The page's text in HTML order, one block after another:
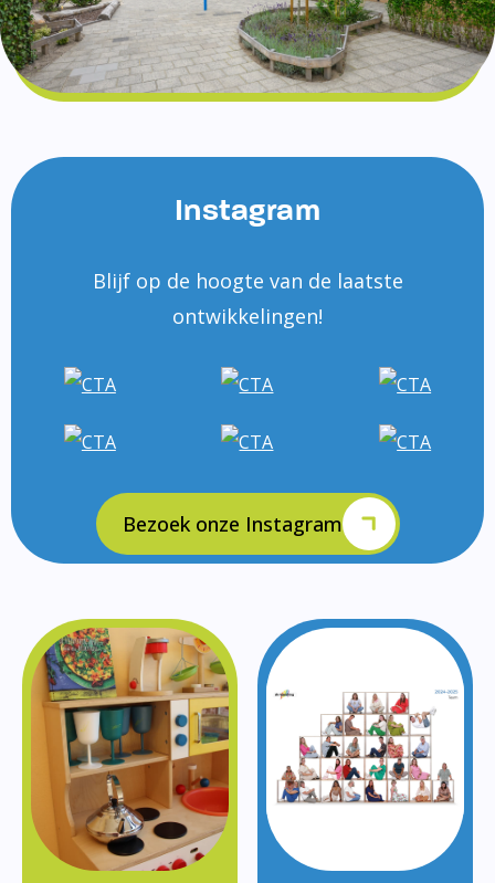
Instagram
Blijf op de hoogte van de laatste
ontwikkelingen!
Bezoek onze Instagram